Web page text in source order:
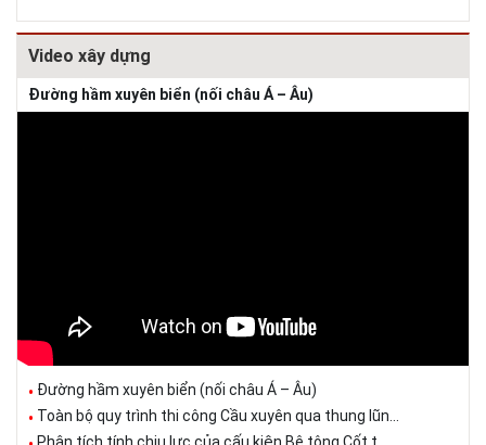
Video xây dựng
Đường hầm xuyên biển (nối châu Á – Âu)
Đường hầm xuyên biển (nối châu Á – Âu)
Toàn bộ quy trình thi công Cầu xuyên qua thung lũn...